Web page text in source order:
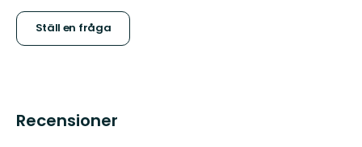
Ställ en fråga
Recensioner